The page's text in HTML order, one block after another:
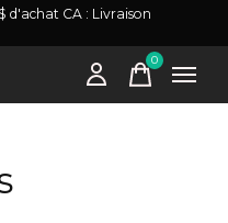
d'achat CA : Livraison
0items